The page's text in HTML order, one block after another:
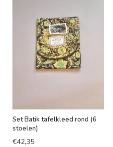
Set Batik tafelkleed rond (6
stoelen)
€42,35